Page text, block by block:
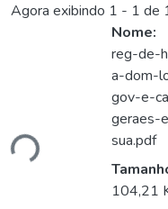
Agora exibindo 1 - 1 de
Nome:
reg-de-
a-dom-
gov-e-
geraes-
sua.pdf
104,21